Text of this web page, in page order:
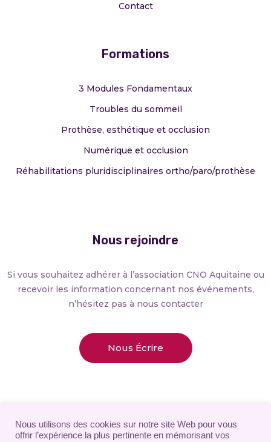
Contact
Formations
3 Modules Fondamentaux
Troubles du sommeil
Prothèse, esthétique et occlusion
Numérique et occlusion
Réhabilitations pluridisciplinaires ortho/paro/prothèse
Nous rejoindre
Si vous souhaitez adhérer à l’association CNO Aquitaine ou
recevoir les information concernant nos événements,
n’hésitez pas à nous contacter
Nous Écrire
Nous utilisons des cookies sur notre site Web pour vous
offrir l’expérience la plus pertinente en mémorisant vos